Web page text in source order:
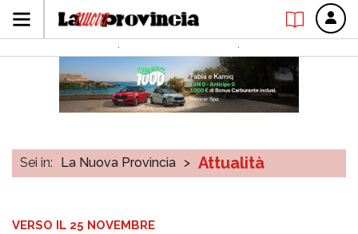
Sei in: La Nuova Provincia > Attualità
VERSO IL 25 NOVEMBRE